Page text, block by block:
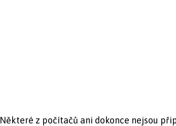
Některé z počítačů ani dokonce nejsou